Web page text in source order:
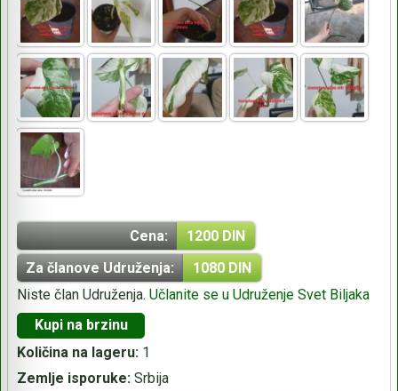
Cena:
1200 DIN
Za članove Udruženja:
1080 DIN
Niste član Udruženja. Učlanite se u Udruženje Svet Biljaka
Kupi na brzinu
Količina na lageru: 1
Zemlje isporuke: Srbija